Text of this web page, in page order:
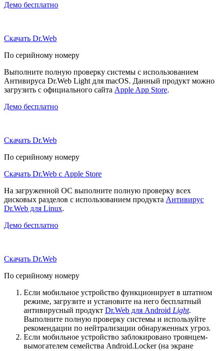
Демо бесплатно
Скачать Dr.Web
По серийному номеру
Выполните полную проверку системы с использованием
Антивируса Dr.Web Light для macOS. Данный продукт можно
загрузить с официального сайта Apple App Store.
Демо бесплатно
Скачать Dr.Web
По серийному номеру
Скачать Dr.Web с Apple Store
На загруженной ОС выполните полную проверку всех
дисковых разделов с использованием продукта Антивирус
Dr.Web для Linux.
Демо бесплатно
Скачать Dr.Web
По серийному номеру
Если мобильное устройство функционирует в штатном
режиме, загрузите и установите на него бесплатный
антивирусный продукт Dr.Web для Android Light.
Выполните полную проверку системы и используйте
рекомендации по нейтрализации обнаруженных угроз.
Если мобильное устройство заблокировано троянцем-
вымогателем семейства Android.Locker (на экране